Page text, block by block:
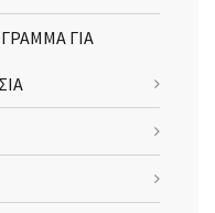
ΓΙΑ